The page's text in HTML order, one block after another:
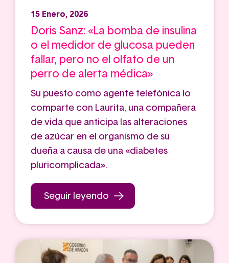
15 Enero, 2026
Doris Sanz: «La bomba de insulina
o el medidor de glucosa pueden
fallar, pero no el olfato de un
perro de alerta médica»
Su puesto como agente telefónica lo
comparte con Laurita, una compañera
de vida que anticipa las alteraciones
de azúcar en el organismo de su
dueña a causa de una «diabetes
pluricomplicada».
Seguir leyendo